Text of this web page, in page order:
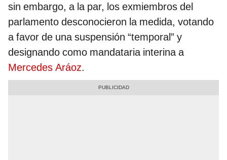
sin embargo, a la par, los exmiembros del
parlamento desconocieron la medida, votando
a favor de una suspensión “temporal” y
designando como mandataria interina a
Mercedes Aráoz.